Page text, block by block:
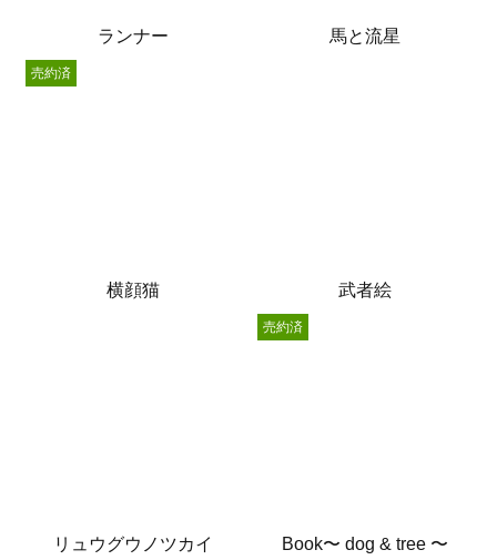
ランナー 馬と流星
横顔猫
売約済
武者絵
リュウグウノツカイ Book〜 dog & tree 〜
売約済